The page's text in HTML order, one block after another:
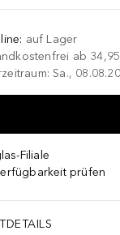
: auf Lager
ab
Sa.,
Filiale
prüfen